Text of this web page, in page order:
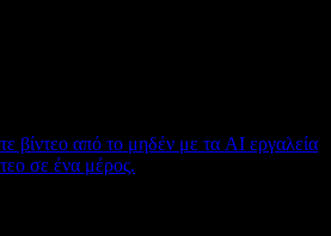
βίντεο από το μηδέν με τα AI εργαλεία
σε ένα μέρος.